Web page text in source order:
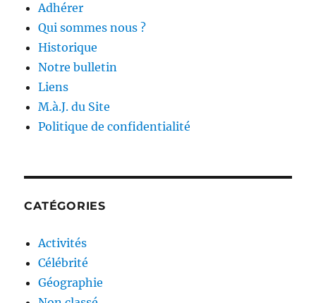
Adhérer
Qui sommes nous ?
Historique
Notre bulletin
Liens
M.à.J. du Site
Politique de confidentialité
CATÉGORIES
Activités
Célébrité
Géographie